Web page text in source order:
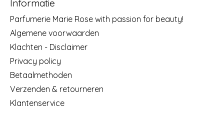
Informatie
Parfumerie Marie Rose with passion for beauty!
Algemene voorwaarden
Klachten - Disclaimer
Privacy policy
Betaalmethoden
Verzenden & retourneren
Klantenservice